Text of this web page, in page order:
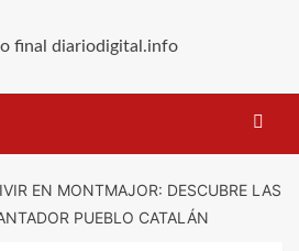
EN MONTMAJOR: DESCUBRE LAS
PUEBLO CATALÁN